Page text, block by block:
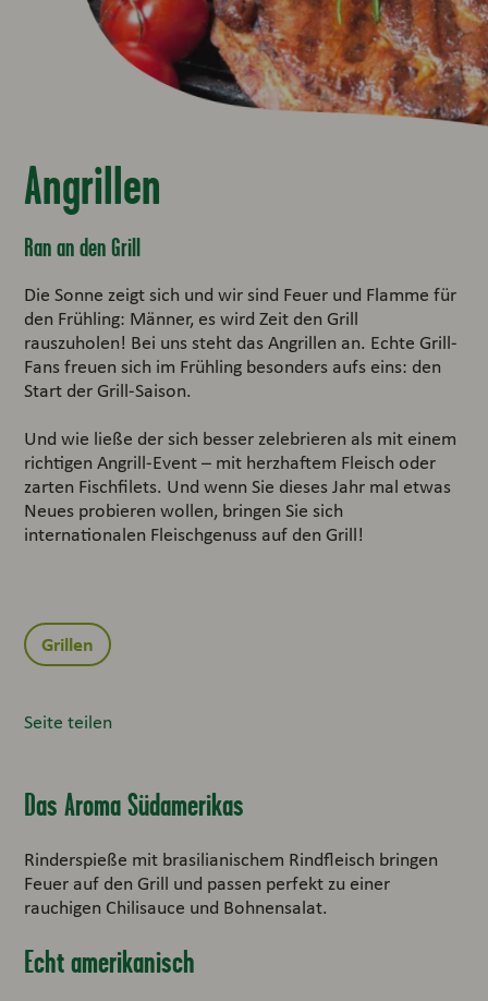
Angrillen
Ran an den Grill
Die Sonne zeigt sich und wir sind Feuer und Flamme für
den Frühling: Männer, es wird Zeit den Grill
rauszuholen! Bei uns steht das Angrillen an. Echte Grill-
Fans freuen sich im Frühling besonders aufs eins: den
Start der Grill-Saison.
Und wie ließe der sich besser zelebrieren als mit einem
richtigen Angrill-Event – mit herzhaftem Fleisch oder
zarten Fischfilets. Und wenn Sie dieses Jahr mal etwas
Neues probieren wollen, bringen Sie sich
internationalen Fleischgenuss auf den Grill!
Grillen
Seite teilen
Das Aroma Südamerikas
Rinderspieße mit brasilianischem Rindfleisch bringen
Feuer auf den Grill und passen perfekt zu einer
rauchigen Chilisauce und Bohnensalat.
Echt amerikanisch